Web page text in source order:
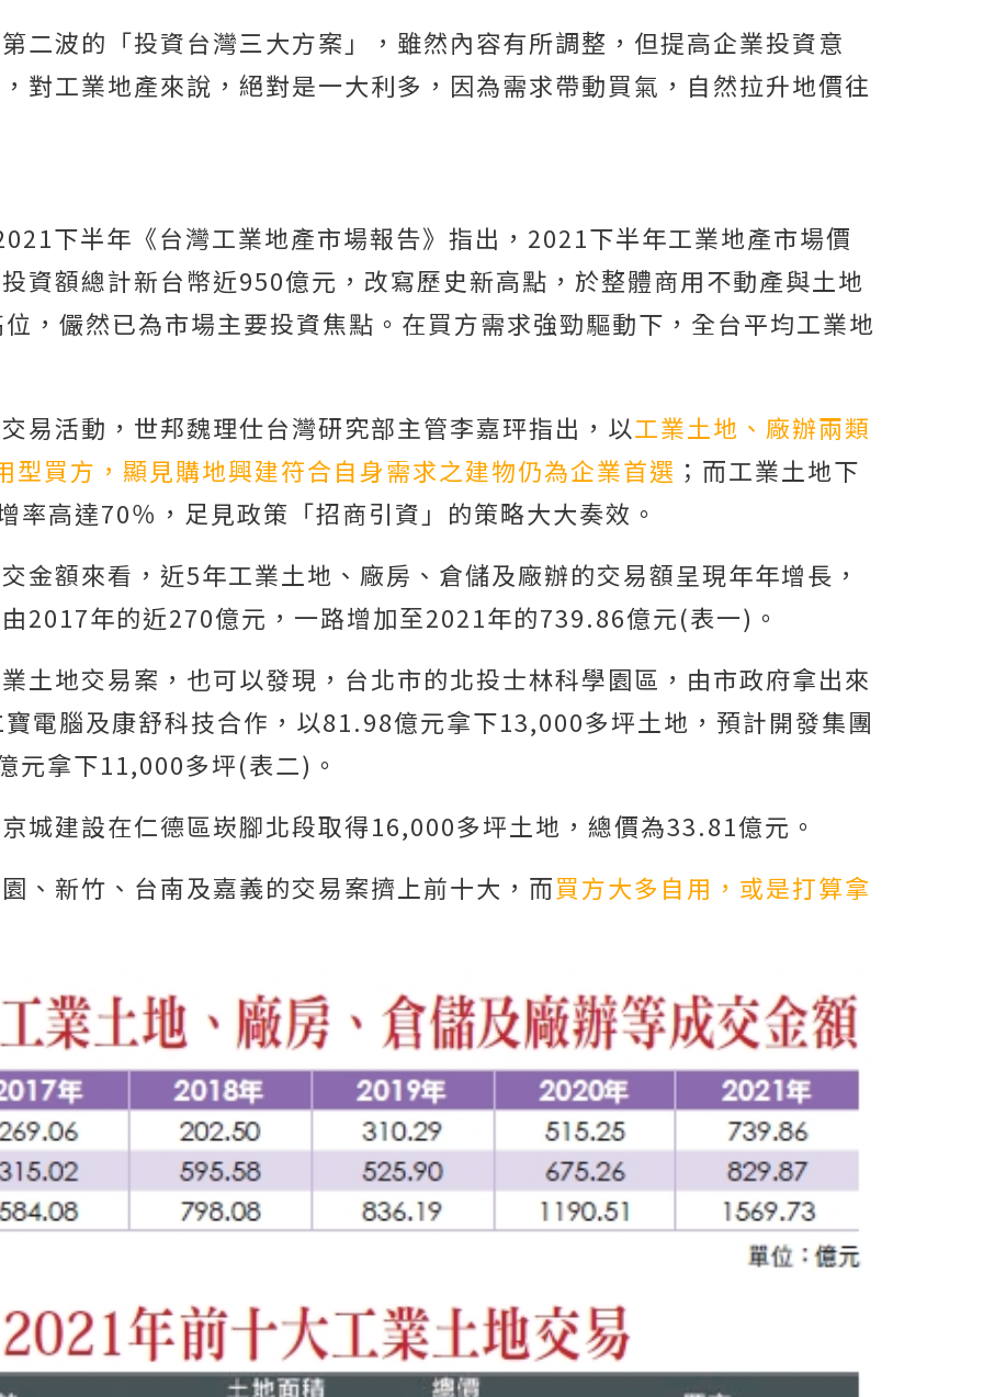
二波的「投資台灣三大方案」，雖然內容有所調整，但提高企業投資意
對工業地產來說，絕對是一大利多，因為需求帶動買氣，自然拉升地價往
下半年《台灣工業地產市場報告》指出，2021下半年工業地產市場價
資額總計新台幣近950億元，改寫歷史新高點，於整體商用不動產與土地
，儼然已為市場主要投資焦點。在買方需求強勁驅動下，全台平均工業地
易活動，世邦魏理仕台灣研究部主管李嘉玶指出，以工業土地、廠辦兩類
型買方，顯見購地興建符合自身需求之建物仍為企業首選 ；而工業土地下
率高達70％，足見政策「招商引資」的策略大大奏效。
金額來看，近5年工業土地、廠房、倉儲及廠辦的交易額呈現年年增長，
2017年的近270億元，一路增加至2021年的739.86億元(表一)。
土地交易案，也可以發現，台北市的北投士林科學園區，由市政府拿出來
電腦及康舒科技合作，以81.98億元拿下13,000多坪土地，預計開發集團
元拿下11,000多坪(表二)。
城建設在仁德區崁腳北段取得16,000多坪土地，總價為33.81億元。
、新竹、台南及嘉義的交易案擠上前十大，而買方大多自用，或是打算拿